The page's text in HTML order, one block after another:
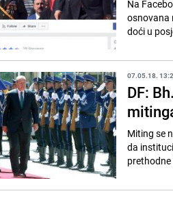
Na
osnovana
doći u
07.05.18.
DF:
Miting se
da